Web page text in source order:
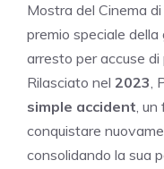
Mostra del Cinema
premio speciale della
arresto per accuse
Rilasciato nel 2023,
simple accident, un
conquistare
consolidando la sua